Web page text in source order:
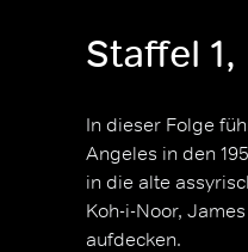
Staffel
In dieser Folge
Angeles in den
in die alte
Koh-i-Noor,
aufdecken.